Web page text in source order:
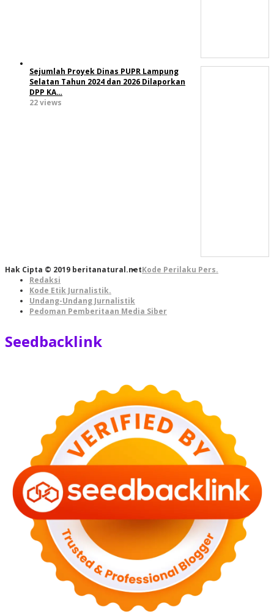
Sejumlah Proyek Dinas PUPR Lampung
Selatan Tahun 2024 dan 2026 Dilaporkan
DPP KA…
22 views
Hak Cipta © 2019 beritanatural.netKode Perilaku Pers.
Redaksi
Kode Etik Jurnalistik.
Undang-Undang Jurnalistik
Pedoman Pemberitaan Media Siber
Seedbacklink